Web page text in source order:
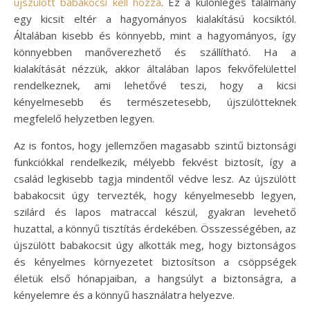
egy kicsit eltér a hagyományos kialakítású kocsiktól.
Általában kisebb és könnyebb, mint a hagyományos, így
könnyebben manőverezhető és szállítható. Ha a
kialakítását nézzük, akkor általában lapos fekvőfelülettel
rendelkeznek, ami lehetővé teszi, hogy a kicsi
kényelmesebb és természetesebb, újszülötteknek
megfelelő helyzetben legyen.
Az is fontos, hogy jellemzően magasabb szintű biztonsági
funkciókkal rendelkezik, mélyebb fekvést biztosít, így a
család legkisebb tagja mindentől védve lesz. Az újszülött
babakocsit úgy tervezték, hogy kényelmesebb legyen,
szilárd és lapos matraccal készül, gyakran levehető
huzattal, a könnyű tisztítás érdekében. Összességében, az
újszülött babakocsit úgy alkották meg, hogy biztonságos
és kényelmes környezetet biztosítson a csöppségek
életük első hónapjaiban, a hangsúlyt a biztonságra, a
kényelemre és a könnyű használatra helyezve.